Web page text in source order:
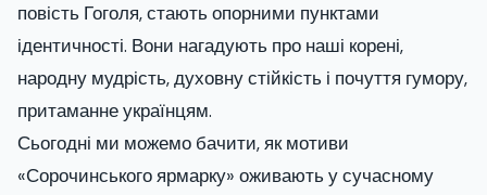
повість Гоголя, стають опорними пунктами
ідентичності. Вони нагадують про наші корені,
народну мудрість, духовну стійкість і почуття гумору,
притаманне українцям.
Сьогодні ми можемо бачити, як мотиви
«Сорочинського ярмарку» оживають у сучасному